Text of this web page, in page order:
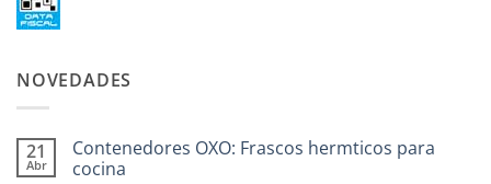
NOVEDADES
21
Abr
Contenedores OXO: Frascos hermticos para
cocina